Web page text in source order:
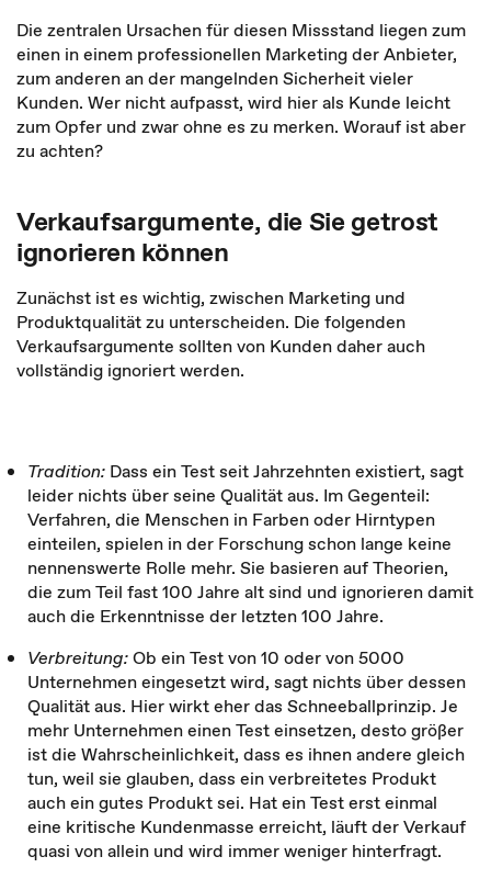
Die zentralen Ursachen für diesen Missstand liegen zum
einen in einem professionellen Marketing der Anbieter,
zum anderen an der mangelnden Sicherheit vieler
Kunden. Wer nicht aufpasst, wird hier als Kunde leicht
zum Opfer und zwar ohne es zu merken. Worauf ist aber
zu achten?
Verkaufsargumente, die Sie getrost
ignorieren können
Zunächst ist es wichtig, zwischen Marketing und
Produktqualität zu unterscheiden. Die folgenden
Verkaufsargumente sollten von Kunden daher auch
vollständig ignoriert werden.
Tradition: Dass ein Test seit Jahrzehnten existiert, sagt
leider nichts über seine Qualität aus. Im Gegenteil:
Verfahren, die Menschen in Farben oder Hirntypen
einteilen, spielen in der Forschung schon lange keine
nennenswerte Rolle mehr. Sie basieren auf Theorien,
die zum Teil fast 100 Jahre alt sind und ignorieren damit
auch die Erkenntnisse der letzten 100 Jahre.
Verbreitung:Ob ein Test von 10 oder von 5000
Unternehmen eingesetzt wird, sagt nichts über dessen
Qualität aus. Hier wirkt eher das Schneeballprinzip. Je
mehr Unternehmen einen Test einsetzen, desto größer
ist die Wahrscheinlichkeit, dass es ihnen andere gleich
tun, weil sie glauben, dass ein verbreitetes Produkt
auch ein gutes Produkt sei. Hat ein Test erst einmal
eine kritische Kundenmasse erreicht, läuft der Verkauf
quasi von allein und wird immer weniger hinterfragt.